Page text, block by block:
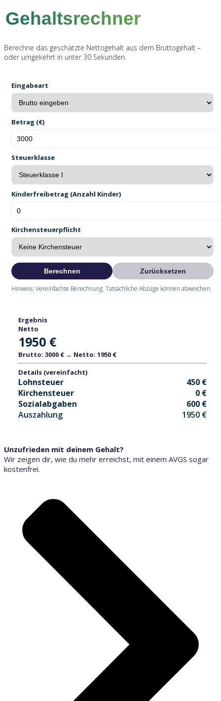
Gehaltsrechner
Berechne das geschätzte Nettogehalt aus dem Bruttogehalt –
oder umgekehrt in unter 30 Sekunden.
Eingabeart
Betrag (€)
Steuerklasse
Kinderfreibetrag (Anzahl Kinder)
Kirchensteuerpflicht
Berechnen Zurücksetzen
Hinweis: Vereinfachte Berechnung. Tatsächliche Abzüge können abweichen.
Ergebnis
Netto
1950 €
Brutto: 3000 € → Netto: 1950 €
Details (vereinfacht)
Lohnsteuer
450 €
Kirchensteuer
0 €
Sozialabgaben
600 €
Auszahlung
1950 €
Unzufrieden mit deinem Gehalt?
Wir zeigen dir, wie du mehr erreichst, mit einem AVGS sogar
kostenfrei.